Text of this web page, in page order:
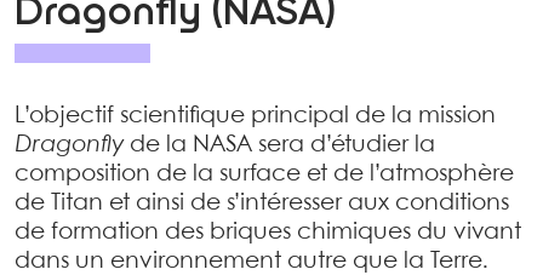
Dragonfly (NASA)
L’objectif scientifique principal de la mission
Dragonfly de la NASA sera d’étudier la
composition de la surface et de l’atmosphère
de Titan et ainsi de s’intéresser aux conditions
de formation des briques chimiques du vivant
dans un environnement autre que la Terre.